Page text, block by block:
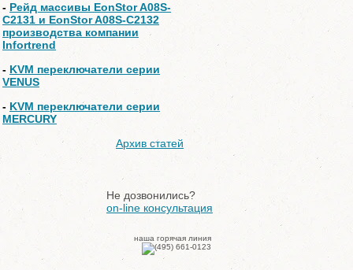
- Рейд массивы EonStor A08S-
C2131 и EonStor A08S-C2132
производства компании
Infortrend
- KVM переключатели серии
VENUS
- KVM переключатели серии
MERCURY
Архив статей
Не дозвонились?
on-line консультация
наша горячая линия